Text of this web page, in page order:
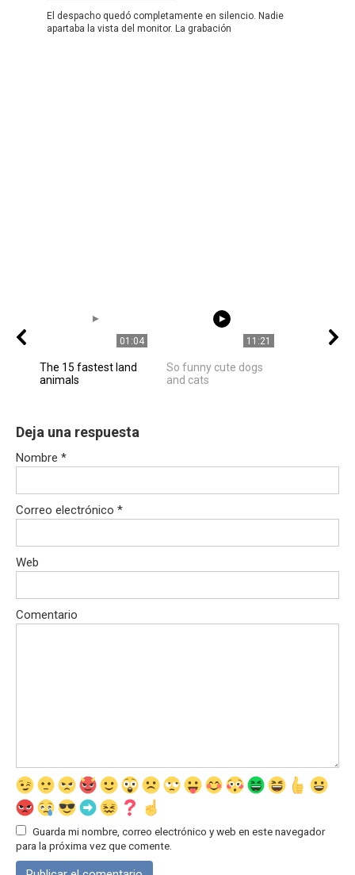
El despacho quedó completamente en silencio. Nadie
apartaba la vista del monitor. La grabación
01:04
The 15 fastest land
animals
11:21
So funny cute dogs
and cats
Deja una respuesta
Nombre *
Correo electrónico *
Web
Comentario
Guarda mi nombre, correo electrónico y web en este navegador
para la próxima vez que comente.